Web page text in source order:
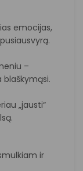
emocijas,
–
blaškymąsi.
„jausti“
ir